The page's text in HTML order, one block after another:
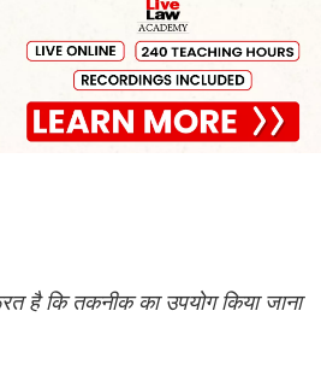
है कि तकनीक का उपयोग किया जाना